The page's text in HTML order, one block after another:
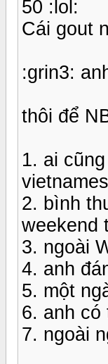
50 :lol:
Cái gout
:grin3:
thôi để
1. ai
2. bình
weekend
3. ngoài
4. anh
5. một
6. anh có
7. ngoài